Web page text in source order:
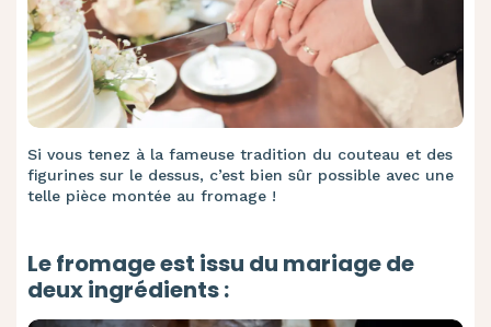
Si vous tenez à la fameuse tradition du couteau et des
figurines sur le dessus, c’est bien sûr possible avec une
telle pièce montée au fromage !
Le fromage est issu du mariage de
deux ingrédients :